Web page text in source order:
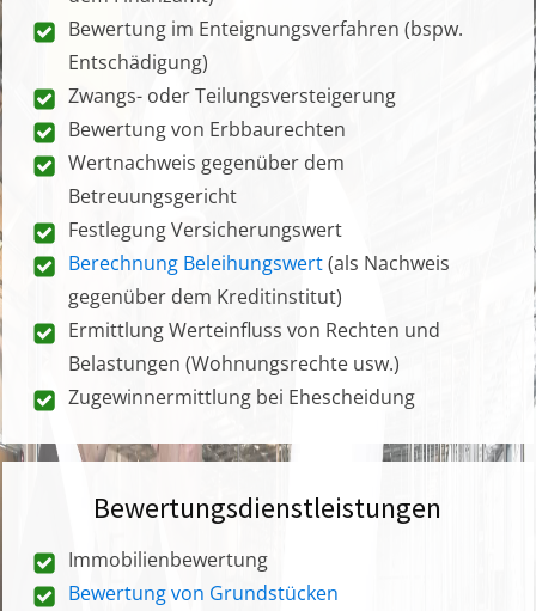
Bewertung im Enteignungsverfahren (bspw.
Entschädigung)
Zwangs- oder Teilungsversteigerung
Bewertung von Erbbaurechten
Wertnachweis gegenüber dem
Betreuungsgericht
Festlegung Versicherungswert
Berechnung Beleihungswert(als Nachweis
gegenüber dem Kreditinstitut)
Ermittlung Werteinfluss von Rechten und
Belastungen (Wohnungsrechte usw.)
Zugewinnermittlung bei Ehescheidung
Bewertungsdienstleistungen
Immobilienbewertung
Bewertung von Grundstücken